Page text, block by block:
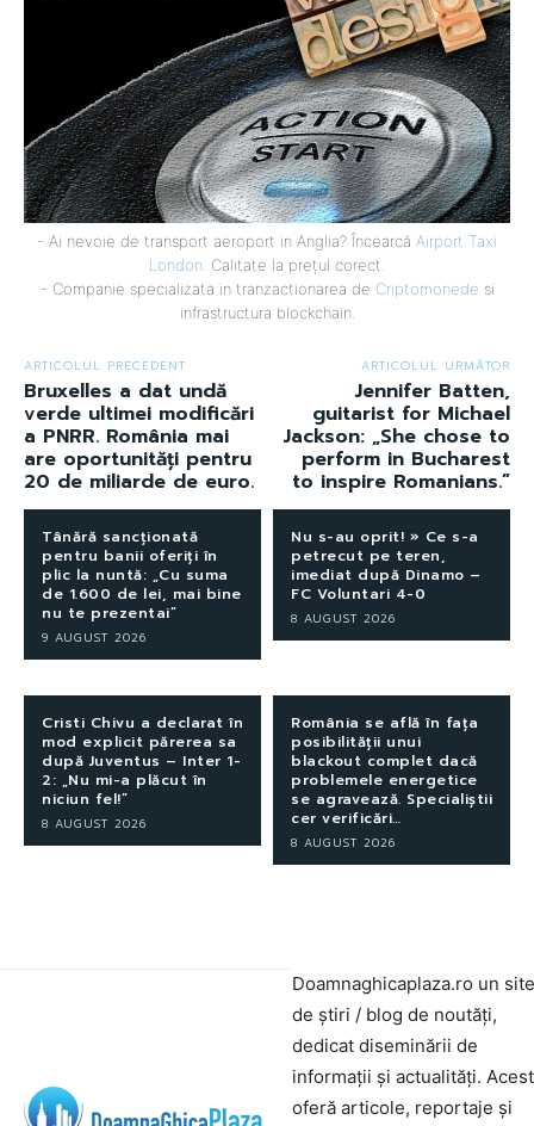
- Ai nevoie de transport aeroport in Anglia? Încearcă Airport Taxi
London. Calitate la prețul corect.
- Companie specializata in tranzactionarea de Criptomonede si
infrastructura blockchain.
ARTICOLUL PRECEDENT
Bruxelles a dat undă
verde ultimei modificări
a PNRR. România mai
are oportunități pentru
20 de miliarde de euro.
ARTICOLUL URMĂTOR
Jennifer Batten,
guitarist for Michael
Jackson: „She chose to
perform in Bucharest
to inspire Romanians.”
Tânără sancționată
pentru banii oferiți în
plic la nuntă: „Cu suma
de 1.600 de lei, mai bine
nu te prezentai”
9 AUGUST 2026
Nu s-au oprit! » Ce s-a
petrecut pe teren,
imediat după Dinamo –
FC Voluntari 4-0
8 AUGUST 2026
Cristi Chivu a declarat în
mod explicit părerea sa
după Juventus – Inter 1-
2: „Nu mi-a plăcut în
niciun fel!”
8 AUGUST 2026
România se află în fața
posibilității unui
blackout complet dacă
problemele energetice
se agravează. Specialiștii
cer verificări…
8 AUGUST 2026
Doamnaghicaplaza.ro un site
de știri / blog de noutăți,
dedicat diseminării de
informații și actualități.
oferă articole, reportaje și